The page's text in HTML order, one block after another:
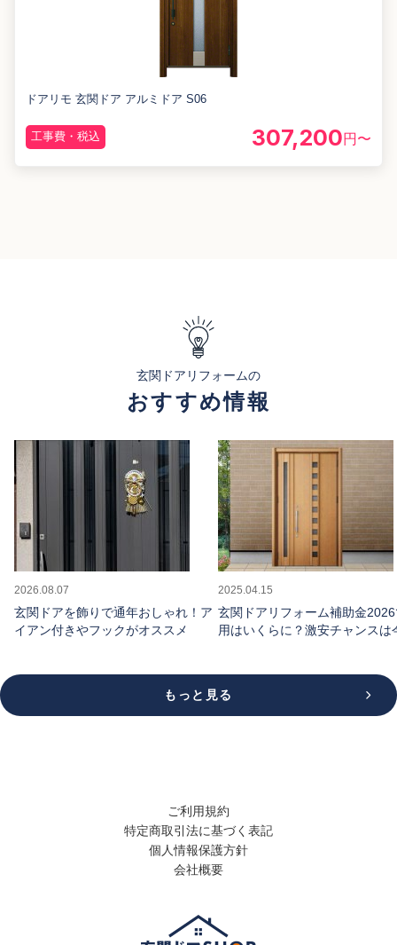
ドアリモ 玄関ドア アルミドア S06
工事費・税込 307,200円〜
玄関ドアリフォームの
おすすめ情報
2026.08.07
玄関ドアを飾りで通年おしゃれ！ア
イアン付きやフックがオススメ
2025.04.15
玄関ドアリフォーム補助金
用はいくらに？激安チャンスは
もっと見る
ご利用規約
特定商取引法に基づく表記
個人情報保護方針
会社概要